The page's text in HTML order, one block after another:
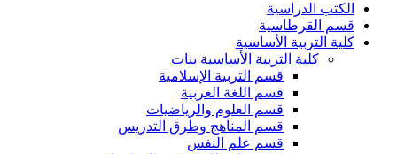
الكتب الدراسية
قسم القرطاسية
كلية التربية الأساسية
كلية التربية الأساسية بنات
قسم التربية الإسلامية
قسم اللغة العربية
قسم العلوم والرياضيات
قسم المناهج وطرق التدريس
قسم علم النفس